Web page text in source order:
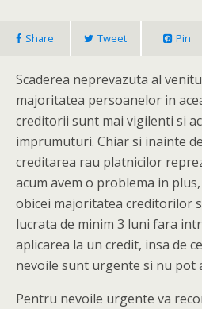
Share Tweet Pin
Scaderea neprevazuta al
majoritatea persoanelor in
creditorii sunt mai vigilenti si
imprumuturi. Chiar si inainte
creditarea rau platnicilor
acum avem o problema in
obicei majoritatea creditorilor
lucrata de minim 3 luni fara
aplicarea la un credit, insa de
nevoile sunt urgente si nu pot
Pentru nevoile urgente va